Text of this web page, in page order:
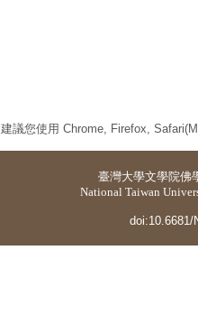
建議您使用 Chrome, Firefox,
臺灣大學文學院佛
National Taiwan
doi:10.6681/